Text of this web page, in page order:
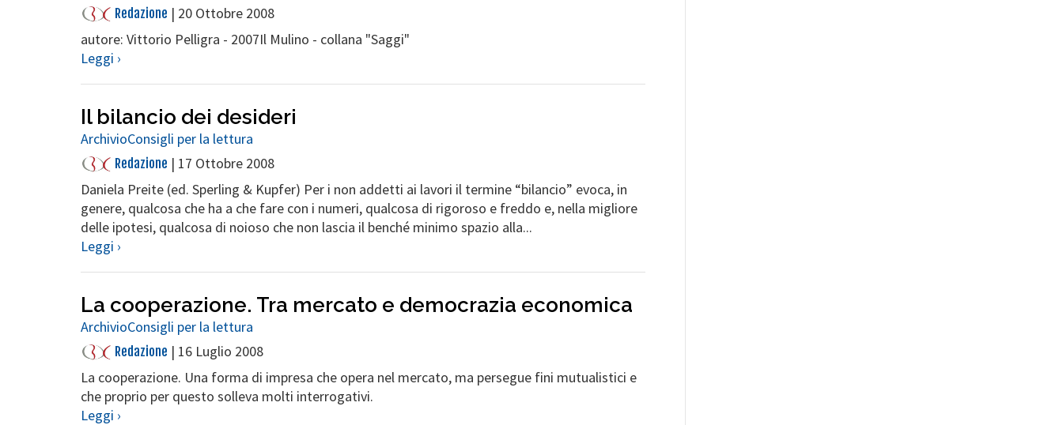
Redazione | 20 Ottobre 2008
autore: Vittorio Pelligra - 2007Il Mulino - collana "Saggi"
Leggi ›
Il bilancio dei desideri
ArchivioConsigli per la lettura
Redazione | 17 Ottobre 2008
Daniela Preite (ed. Sperling & Kupfer) Per i non addetti ai lavori il termine “bilancio” evoca, in
genere, qualcosa che ha a che fare con i numeri, qualcosa di rigoroso e freddo e, nella migliore
delle ipotesi, qualcosa di noioso che non lascia il benché minimo spazio alla...
Leggi ›
La cooperazione. Tra mercato e democrazia economica
ArchivioConsigli per la lettura
Redazione | 16 Luglio 2008
La cooperazione. Una forma di impresa che opera nel mercato, ma persegue fini mutualistici e
che proprio per questo solleva molti interrogativi.
Leggi ›